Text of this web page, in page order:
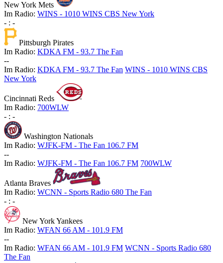
New York Mets
Im Radio: WINS - 1010 WINS CBS New York
- : -
Pittsburgh Pirates
Im Radio: KDKA FM - 93.7 The Fan
--
Im Radio: KDKA FM - 93.7 The Fan WINS - 1010 WINS CBS
New York
Cincinnati Reds
Im Radio: 700WLW
- : -
Washington Nationals
Im Radio: WJFK-FM - The Fan 106.7 FM
--
Im Radio: WJFK-FM - The Fan 106.7 FM 700WLW
Atlanta Braves
Im Radio: WCNN - Sports Radio 680 The Fan
- : -
New York Yankees
Im Radio: WFAN 66 AM - 101.9 FM
--
Im Radio: WFAN 66 AM - 101.9 FM WCNN - Sports Radio 680
The Fan